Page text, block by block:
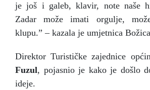
je još i galeb, klavir, note naše
Zadar može imati orgulje,
klupu.” – kazala je umjetnica
Direktor Turističke zajednice
Fuzul, pojasnio je kako je došlo
ideje.